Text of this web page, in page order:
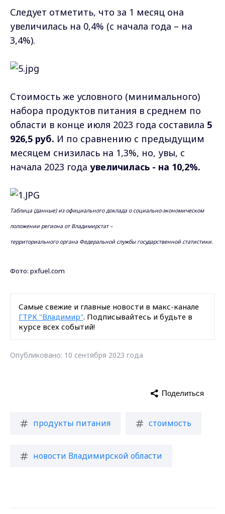
Следует отметить, что за 1 месяц она
увеличилась на 0,4% (с начала года – на
3,4%).
Стоимость же условного (минимального)
набора продуктов питания в среднем по
области в конце июля 2023 года составила 5
926,5 руб. И по сравнению с предыдущим
месяцем снизилась на 1,3%, но, увы, с
начала 2023 года увеличилась - на 10,2%.
Таблица (данные) из официального доклада о социально-экономическом
положении региона от Владимирстат –
территориального органа Федеральной службы государственной статистики.
Фото: pxfuel.com
Самые свежие и главные новости в макс-канале
ГТРК "Владимир". Подписывайтесь и будьте в
курсе всех событий!
Опубликовано: 10 сентября 2023 года
продукты питания стоимость
новости Владимирской области
Поделиться